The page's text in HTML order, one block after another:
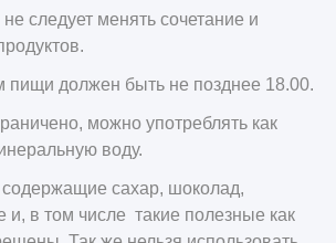
следует менять сочетание и
пищи должен быть не позднее 18.00.
можно употреблять как
воду.
сахар, шоколад,
и, в том числе такие полезные как